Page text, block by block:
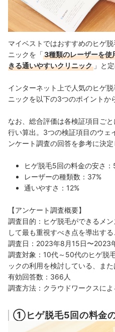
マイベストではおすすめのヒゲ
ニックを「3種類のレーザーを使
きる通いやすいクリニック 」と定
インターネット上で人気のヒゲ
ニックを以下の3つのポイントか
なお、総合評価は各検証項目ご
行い算出。3つの検証項目のウェ
ンケート調査の回答を参考に決定
ヒゲ脱毛5回の料金の安さ：
レーザーの種類数：37%
通いやすさ：12%
【アンケート調査概要】
調査目的：ヒゲ脱毛ができるメ
して最も重視すべき点を導出す
調査日：2023年8月15日〜2023
調査対象：10代～50代のヒゲ脱
ックの利用を検討している、ま
有効回答数：366人
調査方法：クラウドワークスに
①ヒゲ脱毛5回の料金